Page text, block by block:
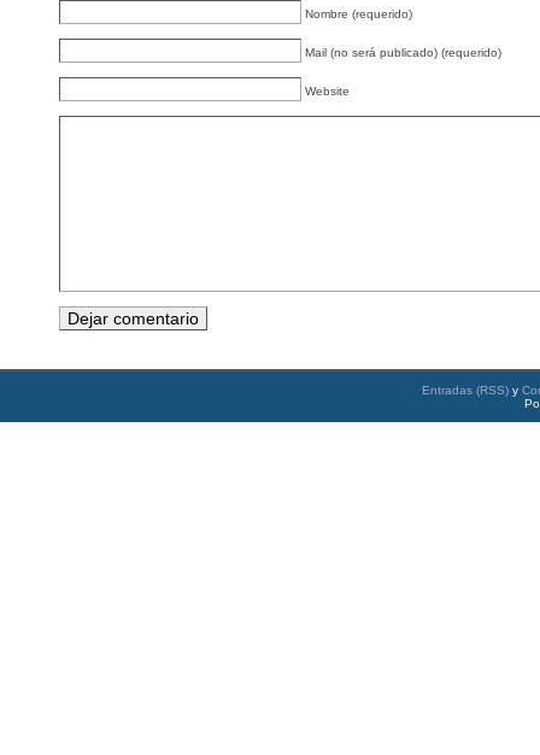
Nombre (requerido)
Mail (no será publicado) (requerido)
Website
Entradas (RSS)y